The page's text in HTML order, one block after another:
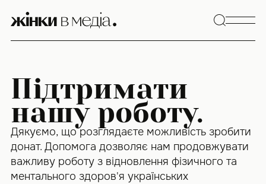
content
Підтримати
нашу роботу.
Дякуємо, що розглядаєте можливість зробити
донат. Допомога дозволяє нам продовжувати
важливу роботу з відновлення фізичного та
ментального здоров'я українських